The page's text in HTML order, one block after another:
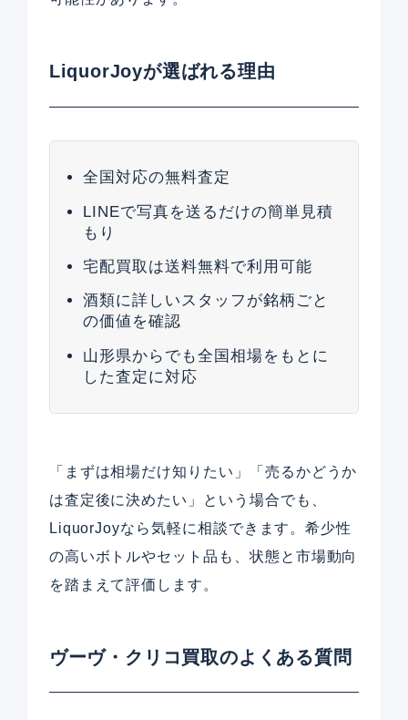
LiquorJoyが選ばれる理由
全国対応の無料査定
LINEで写真を送るだけの簡単見積
もり
宅配買取は送料無料で利用可能
酒類に詳しいスタッフが銘柄ごと
の価値を確認
山形県からでも全国相場をもとに
した査定に対応
「まずは相場だけ知りたい」「売るかどうか
は査定後に決めたい」という場合でも、
LiquorJoyなら気軽に相談できます。希少性
の高いボトルやセット品も、状態と市場動向
を踏まえて評価します。
ヴーヴ・クリコ買取のよくある質問